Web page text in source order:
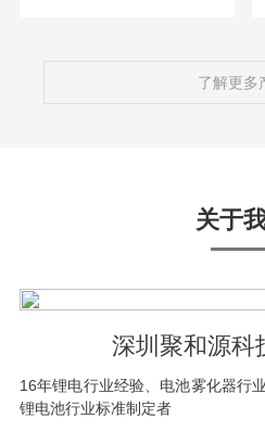
了解更多
关于
深圳聚和源科
16年锂电行业经验、电池雾化器行
锂电池行业标准制定者